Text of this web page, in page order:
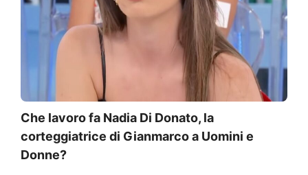
Che lavoro fa Nadia Di Donato, la
corteggiatrice di Gianmarco a Uomini e
Donne?